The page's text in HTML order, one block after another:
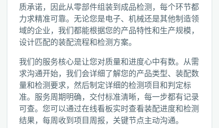
质承诺，因此从零部件组装到成品检测，每个环节都
力求精准可靠。无论您是电子、机械还是其他制造领
域的企业，我们都能根据您的产品特性和生产规模，
设计匹配的装配流程和检测方案。
我们的服务核心是让您对质量和进度心中有数。从需
求沟通开始，我们会详细了解您的产品类型、装配数
量和检测要求，然后制定详细的检测项目和判定标
准。服务周期明确，交付标准清晰，每一步都有记录
可查。您可以通过在线看板实时查看装配进度和检测
结果，每周收到项目周报，关键节点主动沟通。